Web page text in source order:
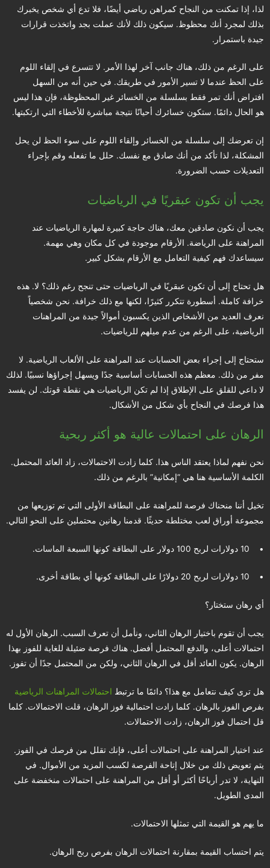
لذا، إذا تمكنت من النجاح كمراهن رياضي أيضًا، فلا تدع أي شخص يخبرك
بذلك لمجرد أنك محظوظ. سيكون ذلك لأنك عملت بجد واتخذت قرارات
جيدة باستمرار.
على الرغم من ذلك، هناك جانب آخر لهذا الأمر. لا تتسرع في إلقاء اللوم
على الحظ عندما لا تسير الأمور في طريقك. في حين أنه من السهل
افتراض أنك تمر فقط بسلسلة من الخسائر غير المحظوظة، فإن هذا ليس
هو الحال دائمًا. ستكون خسائرك أحيانًا نتيجة مباشرة للأخطاء التي ارتكبتها.
إن تعرضك إلى سلسلة من الخسائر وإلقاء اللوم على سوء الحظ لن يحل
المشكلة، لذا تأكد من أنك صادق مع نفسك. حلل ما تفعله وقم بإجراء
التعديلات حسب الضرورة.
يجب أن تكون عبقريًا في الرياضيات
يجب أن نكون صادقين معك، هناك حاجة كبيرة لمهارة الرياضيات عند
المراهنة على الرياضة. الأرقام موجودة في كل مكان وهي مهمة.
سيساعدك فهم كيفية التعامل مع الأرقام بشكل كبير.
هل تحتاج إلى أن تكون عبقريًا في الرياضيات حتى تنجح رغم ذلك؟ لا. هذه
خرافة كاملة. أسطورة تتكرر كثيرًا، لكنها مع ذلك خرافة. نحن شخصياً
نعرف العديد من الأشخاص الذين يكسبون أموالاً جيدة من المراهنات
الرياضية، على الرغم من عدم ميلهم للرياضيات.
ستحتاج إلى إجراء بعض الحسابات عند المراهنة على الألعاب الرياضية. لا
مفر من ذلك. معظم هذه الحسابات أساسية جدًا ويسهل إجراؤها نسبيًا. لذلك
لا داعي للقلق على الإطلاق إذا لم تكن الرياضيات هي نقطة قوتك. لن يفسد
هذا فرصك في النجاح بأي شكل من الأشكال.
الرهان على احتمالات عالية هو أكثر ربحية
نحن نفهم لماذا يعتقد الناس هذا. كلما زادت الاحتمالات، زاد العائد المحتمل.
الكلمة الأساسية هنا هي “إمكانية” بالرغم من ذلك.
تخيل أننا منحناك فرصة للمراهنة على البطاقة الأولى التي تم توزيعها من
مجموعة أوراق لعب مختلطة حديثًا. قدمنا رهانين محتملين على النحو التالي.
• 10 دولارات لربح 100 دولار على البطاقة كونها السبعة الماسات.
• 10 دولارات لربح 20 دولارًا على البطاقة كونها أي بطاقة أخرى.
أي رهان ستختار؟
يجب أن تقوم باختيار الرهان الثاني، ونأمل أن تعرف السبب. الرهان الأول له
احتمالات أعلى، والدفع المحتمل أفضل. هناك فرصة ضئيلة للغاية للفوز بهذا
الرهان. يكون العائد أقل في الرهان الثاني، ولكن من المحتمل جدًا أن تفوز.
هل ترى كيف نتعامل مع هذا؟ دائمًا ما ترتبط احتمالات المراهنات الرياضية
بفرص الفوز بالرهان. كلما زادت احتمالية فوز الرهان، قلت الاحتمالات. كلما
قل احتمال فوز الرهان، زادت الاحتمالات.
عند اختيار المراهنة على احتمالات أعلى، فإنك تقلل من فرصك في الفوز.
يتم تعويض ذلك من خلال إتاحة الفرصة لكسب المزيد من الأموال. في
النهاية، لا تدر أرباحًا أكثر أو أقل من المراهنة على احتمالات منخفضة على
المدى الطويل.
ما يهم هو القيمة التي تمثلها الاحتمالات.
يتم احتساب القيمة بمقارنة احتمالات الرهان بفرص ربح الرهان.